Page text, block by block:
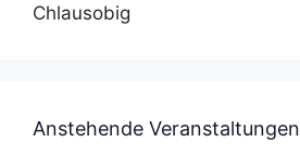
Chlausobig
Anstehende Veranstaltungen